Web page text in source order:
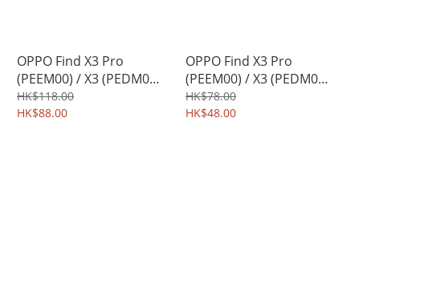
OPPO Find X3 Pro
(PEEM00) / X3 (PEDM00)
Imak 3D曲面全屏鋼化玻
璃膜 全屏覆蓋強化玻璃貼
HK$118.00
HK$88.00
OPPO Find X3 Pro
(PEEM00) / X3 (PEDM00)
Imak 鏡頭防爆保護貼 強
化鋼化玻璃貼膜 1263A
HK$78.00
HK$48.00